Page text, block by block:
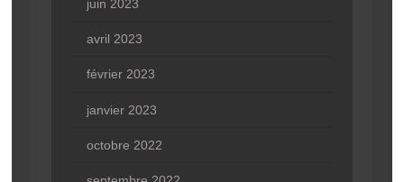
juin 2023
avril 2023
février 2023
janvier 2023
octobre 2022